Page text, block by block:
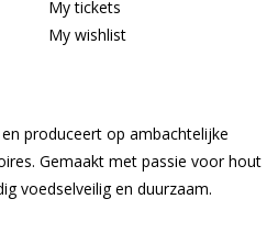
My tickets
My wishlist
produceert op ambachtelijke
Gemaakt met passie voor hout
voedselveilig en duurzaam.